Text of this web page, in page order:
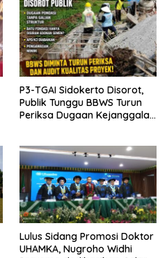
P3-TGAI Sidokerto Disorot,
Publik Tunggu BBWS Turun
Periksa Dugaan Kejanggalan
Lulus Sidang Promosi Doktor
UHAMKA, Nugroho Widhi